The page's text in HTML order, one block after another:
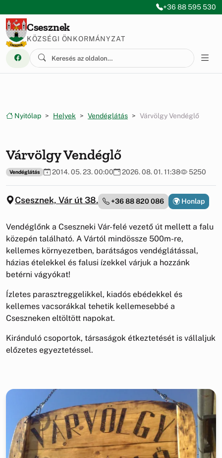
+36 88 595 530
Csesznek
KÖZSÉGI ÖNKORMÁNYZAT
Nyitólap Helyek Vendéglátás Várvölgy Vendéglő
Várvölgy Vendéglő
Vendéglátás 2014. 05. 23. 00:00 2026. 08. 01. 11:38 5250
Csesznek, Vár út 38. +36 88 820 086 Honlap
Vendéglőnk a Cseszneki Vár-felé vezető út mellett a falu
közepén található. A Vártól mindössze 500m-re,
kellemes környezetben, barátságos vendéglátással,
házias ételekkel és falusi ízekkel várjuk a hozzánk
betérni vágyókat!
Ízletes parasztreggelikkel, kiadós ebédekkel és
kellemes vacsorákkal tehetik kellemesebbé a
Cseszneken eltöltött napokat.
Kiránduló csoportok, társaságok étkeztetését is vállaljuk
előzetes egyeztetéssel.